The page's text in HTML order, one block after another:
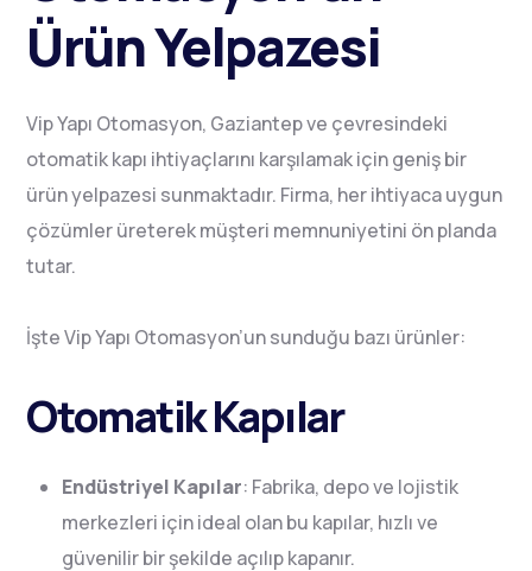
Ürün Yelpazesi
Vip Yapı Otomasyon, Gaziantep ve çevresindeki
otomatik kapı ihtiyaçlarını karşılamak için geniş bir
ürün yelpazesi sunmaktadır. Firma, her ihtiyaca uygun
çözümler üreterek müşteri memnuniyetini ön planda
tutar.
İşte Vip Yapı Otomasyon’un sunduğu bazı ürünler:
Otomatik Kapılar
Endüstriyel Kapılar: Fabrika, depo ve lojistik
merkezleri için ideal olan bu kapılar, hızlı ve
güvenilir bir şekilde açılıp kapanır.